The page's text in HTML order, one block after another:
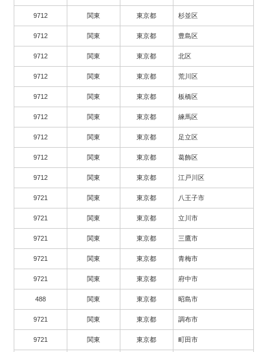
9712 関東 東京都 杉並区
9712 関東 東京都 豊島区
9712 関東 東京都 北区
9712 関東 東京都 荒川区
9712 関東 東京都 板橋区
9712 関東 東京都 練馬区
9712 関東 東京都 足立区
9712 関東 東京都 葛飾区
9712 関東 東京都 江戸川区
9721 関東 東京都 八王子市
9721 関東 東京都 立川市
9721 関東 東京都 三鷹市
9721 関東 東京都 青梅市
9721 関東 東京都 府中市
488 関東 東京都 昭島市
9721 関東 東京都 調布市
9721 関東 東京都 町田市